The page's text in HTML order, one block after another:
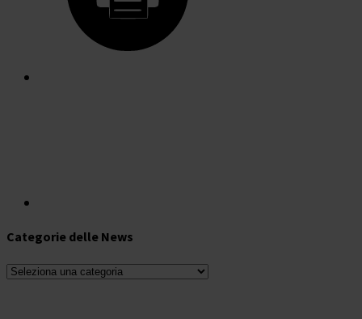
Categorie delle News
Categorie